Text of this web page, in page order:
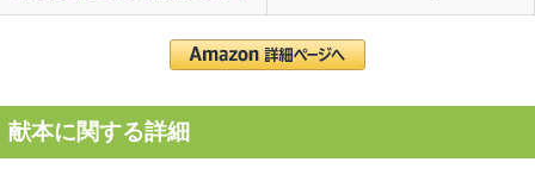
献本に関する詳細